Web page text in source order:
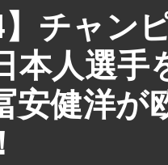
】チャン
本人選手
安健洋が
安健洋 久保建英 古